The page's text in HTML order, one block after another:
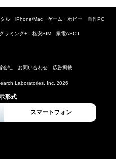
ル iPhone/Mac ゲーム・ホビー 自作PC
ラミング+ 格安SIM 家電ASCII
会社 お問い合わせ 広告掲載
Laboratories, Inc. 2026
形式
スマートフォン